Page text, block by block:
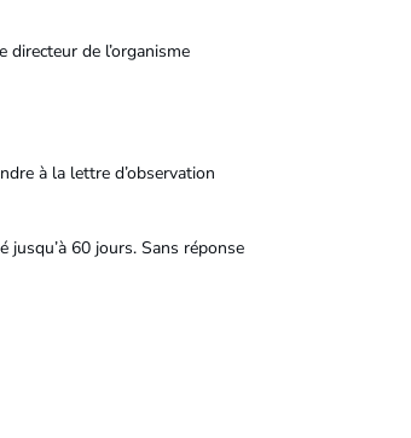
directeur de l’organisme
à la lettre d’observation
60 jours. Sans réponse